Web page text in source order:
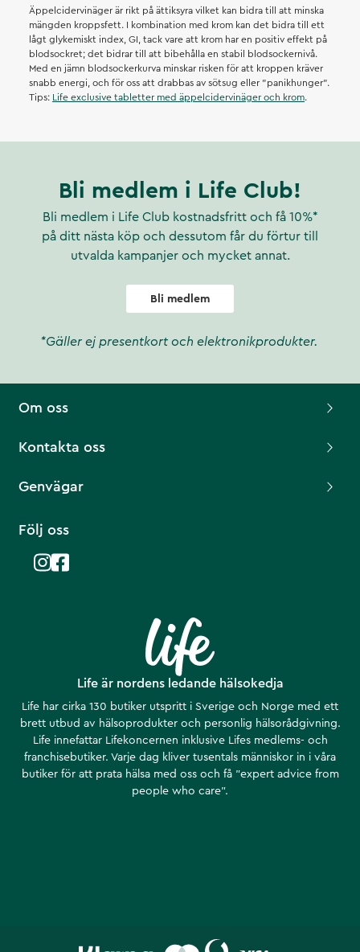
Äppelcidervinäger är rikt på ättiksyra vilket kan bidra till att minska
mängden kroppsfett. I kombination med krom kan det bidra till ett
lågt glykemiskt index, GI, tack vare att krom har en positiv effekt på
blodsockret; det bidrar till att bibehålla en stabil blodsockernivå.
Med en jämn blodsockerkurva minskar risken för att kroppen kräver
snabb energi, och för oss att drabbas av sötsug eller ”panikhunger”.
Tips: Life exclusive tabletter med äppelcidervinäger och krom.
Bli medlem i Life Club!
Bli medlem i Life Club kostnadsfritt och få 10%*
på ditt nästa köp och dessutom får du förtur till
utvalda kampanjer och mycket annat.
Bli medlem
*Gäller ej presentkort och elektronikprodukter.
Life är nordens ledande hälsokedja
Life har cirka 130 butiker utspritt i Sverige och Norge med ett
brett utbud av hälsoprodukter och personlig hälsorådgivning.
Life innefattar Lifekoncernen inklusive Lifes medlems- och
franchisebutiker. Varje dag kliver tusentals människor in i våra
butiker för att prata hälsa med oss och få ”expert advice from
people who care”.
Om oss
Kontakta oss
Genvägar
Följ oss